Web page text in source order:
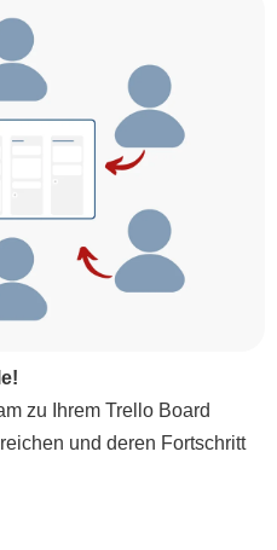
zu Ihrem Trello Board
und deren Fortschritt